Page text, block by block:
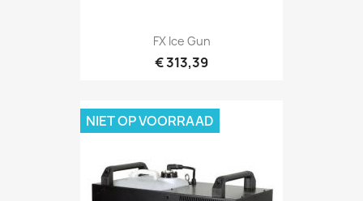
Snel bekijken
FX Ice Gun
€ 313,39
NIET OP VOORRAAD